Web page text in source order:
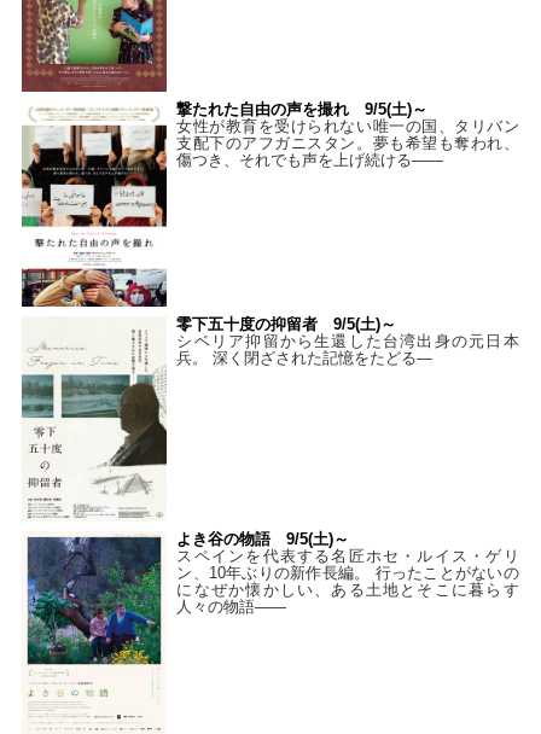
撃たれた自由の声を撮れ 9/5(土)～
女性が教育を受けられない唯一の国、タリバン
支配下のアフガニスタン。夢も希望も奪われ、
傷つき、それでも声を上げ続ける——
零下五十度の抑留者 9/5(土)～
シベリア抑留から生還した台湾出身の元日本
兵。 深く閉ざされた記憶をたどる—
よき谷の物語 9/5(土)～
スペインを代表する名匠ホセ・ルイス・ゲリ
ン、10年ぶりの新作長編。 行ったことがないの
になぜか懐かしい、ある土地とそこに暮らす
人々の物語――